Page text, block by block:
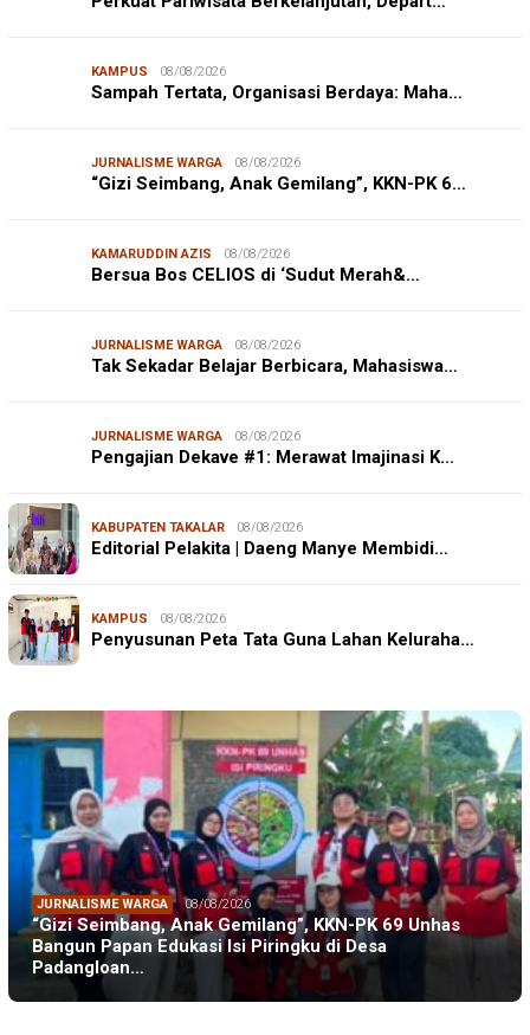
KAMPUS 08/08/2026
Sampah Tertata, Organisasi Berdaya: Maha…
JURNALISME WARGA 08/08/2026
“Gizi Seimbang, Anak Gemilang”, KKN-PK 6…
KAMARUDDIN AZIS 08/08/2026
Bersua Bos CELIOS di ‘Sudut Merah&…
JURNALISME WARGA 08/08/2026
Tak Sekadar Belajar Berbicara, Mahasiswa…
JURNALISME WARGA 08/08/2026
Pengajian Dekave #1: Merawat Imajinasi K…
KABUPATEN TAKALAR 08/08/2026
Editorial Pelakita | Daeng Manye Membidi…
KAMPUS 08/08/2026
Penyusunan Peta Tata Guna Lahan Keluraha…
JURNALISME WARGA 08/08/2026
“Gizi Seimbang, Anak Gemilang”, KKN-PK 69 Unhas
Bangun Papan Edukasi Isi Piringku di Desa
Padangloan…